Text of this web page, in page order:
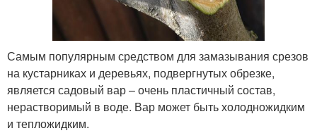
Самым популярным средством для замазывания срезов
на кустарниках и деревьях, подвергнутых обрезке,
является садовый вар – очень пластичный состав,
нерастворимый в воде. Вар может быть холодножидким
и тепложидким.